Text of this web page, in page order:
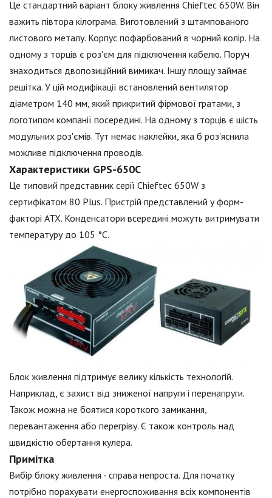
Це стандартний варіант блоку живлення Chieftec 650W. Він
важить півтора кілограма. Виготовлений з штампованого
листового металу. Корпус пофарбований в чорний колір. На
одному з торців є роз'єм для підключення кабелю. Поруч
знаходиться двопозиційний вимикач. Іншу площу займає
решітка. У цій модифікації встановлений вентилятор
діаметром 140 мм, який прикритий фірмової гратами, з
логотипом компанії посередині. На одному з торців є шість
модульних роз'ємів. Тут немає наклейки, яка б роз'яснила
можливе підключення проводів.
Характеристики GPS-650C
Це типовий представник серії Chieftec 650W з
сертифікатом 80 Plus. Пристрій представлений у форм-
факторі ATX. Конденсатори всередині можуть витримувати
температуру до 105 °C.
Блок живлення підтримує велику кількість технологій.
Наприклад, є захист від зниженої напруги і перенапруги.
Також можна не боятися короткого замикання,
перевантаження або перегріву. Є також контроль над
швидкістю обертання кулера.
Примітка
Вибір блоку живлення - справа непроста. Для початку
потрібно порахувати енергоспоживання всіх компонентів